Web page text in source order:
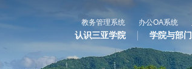
教务管理系统 办公OA系统
认识三亚学院 学院与部门